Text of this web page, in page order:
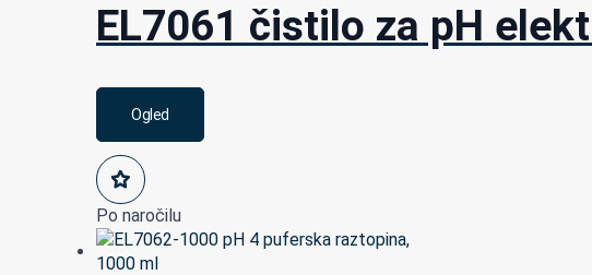
EL7061 čistilo za pH
Ogled
Po naročilu